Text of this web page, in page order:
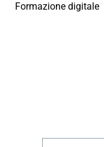
Formazione digitale